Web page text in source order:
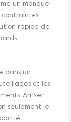
un manque
contraintes
rapide de
dans un
et les
Arriver
seulement le